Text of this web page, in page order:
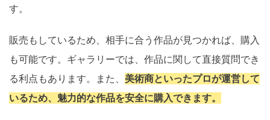
す。
販売もしているため、相手に合う作品が見つかれば、購入
も可能です。ギャラリーでは、作品に関して直接質問でき
る利点もあります。また、 美術商といったプロが運営して
いるため、魅力的な作品を安全に購入できます。